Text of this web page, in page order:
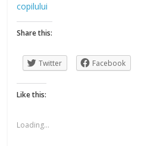
copilului
Share this:
Twitter Facebook
Like this:
Loading...